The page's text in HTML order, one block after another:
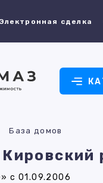
Электронная сделка
База домов
с 01.09.2006